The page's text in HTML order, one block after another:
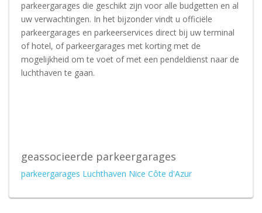
parkeergarages die geschikt zijn voor alle budgetten en al
uw verwachtingen. In het bijzonder vindt u officiële
parkeergarages en parkeerservices direct bij uw terminal
of hotel, of parkeergarages met korting met de
mogelijkheid om te voet of met een pendeldienst naar de
luchthaven te gaan.
geassocieerde parkeergarages
parkeergarages Luchthaven Nice Côte d'Azur